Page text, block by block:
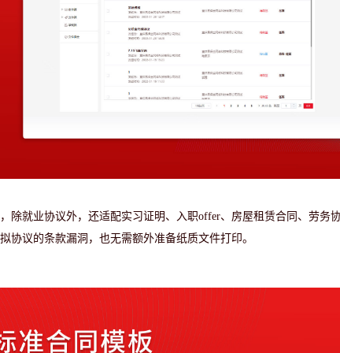
除就业协议外，还适配实习证明、入职offer、房屋租赁合同、劳务
协议的条款漏洞，也无需额外准备纸质文件打印。